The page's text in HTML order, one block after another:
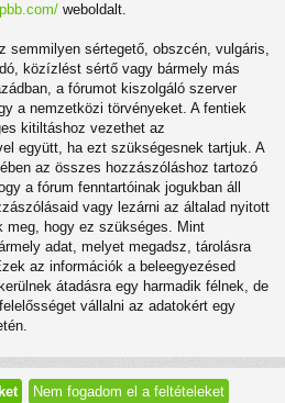
weboldalt.
semmilyen sértegető, obszcén, vulgáris,
közízlést sértő vagy bármely más
a fórumot kiszolgáló szerver
a nemzetközi törvényeket. A fentiek
kitiltáshoz vezethet az
együtt, ha ezt szükségesnek tartjuk. A
az összes hozzászóláshoz tartozó
a fórum fenntartóinak jogukban áll
vagy lezárni az általad nyitott
meg, hogy ez szükséges. Mint
adat, melyet megadsz, tárolásra
az információk a beleegyezésed
átadásra egy harmadik félnek, de
vállalni az adatokért egy